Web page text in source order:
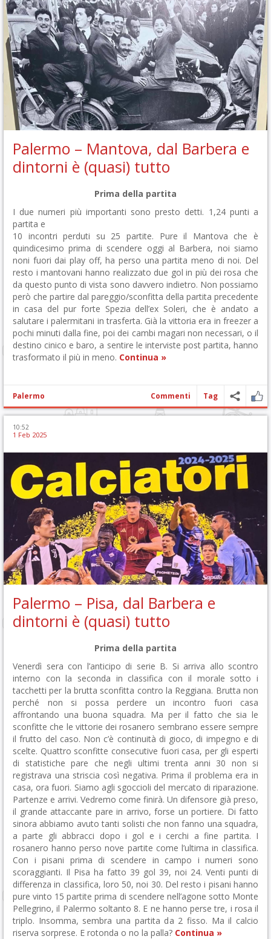
Palermo – Mantova, dal Barbera e
dintorni è (quasi) tutto
Prima della partita
I due numeri più importanti sono presto detti. 1,24 punti a
partita e
10 incontri perduti su 25 partite. Pure il Mantova che è
quindicesimo prima di scendere oggi al Barbera, noi siamo
noni fuori dai play off, ha perso una partita meno di noi. Del
resto i mantovani hanno realizzato due gol in più dei rosa che
da questo punto di vista sono davvero indietro. Non possiamo
però che partire dal pareggio/sconfitta della partita precedente
in casa del pur forte Spezia dell’ex Soleri, che è andato a
salutare i palermitani in trasferta. Già la vittoria era in freezer a
pochi minuti dalla fine, poi dei cambi magari non necessari, o il
destino cinico e baro, a sentire le interviste post partita, hanno
trasformato il più in meno. Continua »
Palermo Commenti Tag
10:52
1 Feb 2025
Palermo – Pisa, dal Barbera e
dintorni è (quasi) tutto
Prima della partita
Venerdì sera con l’anticipo di serie B. Si arriva allo scontro
interno con la seconda in classifica con il morale sotto i
tacchetti per la brutta sconfitta contro la Reggiana. Brutta non
perché non si possa perdere un incontro fuori casa
affrontando una buona squadra. Ma per il fatto che sia le
sconfitte che le vittorie dei rosanero sembrano essere sempre
il frutto del caso. Non c’è continuità di gioco, di impegno e di
scelte. Quattro sconfitte consecutive fuori casa, per gli esperti
di statistiche pare che negli ultimi trenta anni 30 non si
registrava una striscia così negativa. Prima il problema era in
casa, ora fuori. Siamo agli sgoccioli del mercato di riparazione.
Partenze e arrivi. Vedremo come finirà. Un difensore già preso,
il grande attaccante pare in arrivo, forse un portiere. Di fatto
sinora abbiamo avuto tanti solisti che non fanno una squadra,
a parte gli abbracci dopo i gol e i cerchi a fine partita. I
rosanero hanno perso nove partite come l’ultima in classifica.
Con i pisani prima di scendere in campo i numeri sono
scoraggianti. Il Pisa ha fatto 39 gol 39, noi 24. Venti punti di
differenza in classifica, loro 50, noi 30. Del resto i pisani hanno
pure vinto 15 partite prima di scendere nell’agone sotto Monte
Pellegrino, il Palermo soltanto 8. E ne hanno perse tre, i rosa il
triplo. Insomma, sembra una partita da 2 fisso. Ma il calcio
riserva sorprese. E rotonda o no la palla? Continua »